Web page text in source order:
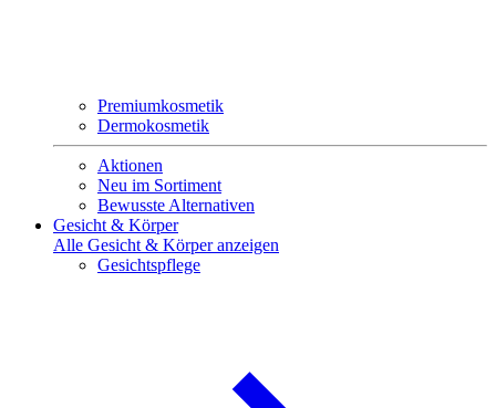
Premiumkosmetik
Dermokosmetik
Aktionen
Neu im Sortiment
Bewusste Alternativen
Gesicht & Körper
Alle Gesicht & Körper anzeigen
Gesichtspflege